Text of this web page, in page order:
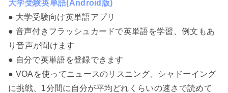
大学受験英単語(Android版)
● 大学受験向け英単語アプリ
● 音声付きフラッシュカードで英単語を学習、例文もあ
り音声が聞けます
● 自分で英単語を登録できます
● VOAを使ってニュースのリスニング、シャドーイング
に挑戦、1分間に自分が平均どれくらいの速さで読めて